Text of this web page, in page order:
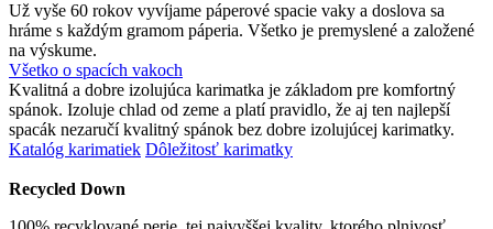
Už vyše 60 rokov vyvíjame páperové spacie vaky a doslova sa
hráme s každým gramom páperia. Všetko je premyslené a založené
na výskume.
Všetko o spacích vakoch
Kvalitná a dobre izolujúca karimatka je základom pre komfortný
spánok. Izoluje chlad od zeme a platí pravidlo, že aj ten najlepší
spacák nezaručí kvalitný spánok bez dobre izolujúcej karimatky.
Katalóg karimatiek Dôležitosť karimatky
Recycled Down